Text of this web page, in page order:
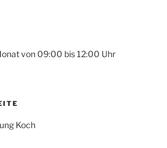
von 09:00 bis 12:00 Uhr
Koch